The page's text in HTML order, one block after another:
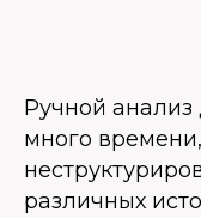
Ручной
много
различных